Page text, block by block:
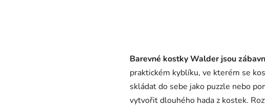
Barevné kostky Walder jsou
praktickém kyblíku, ve kterém se
skládat do sebe jako puzzle nebo
vytvořit dlouhého hada z kostek.